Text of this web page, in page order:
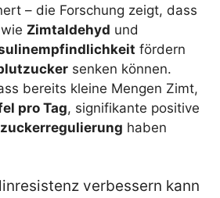
– die Forschung zeigt, dass
Zimtaldehyd und
fördern
senken können.
bereits kleine Mengen Zimt,
pro Tag, signifikante positive
haben
verbessern kann